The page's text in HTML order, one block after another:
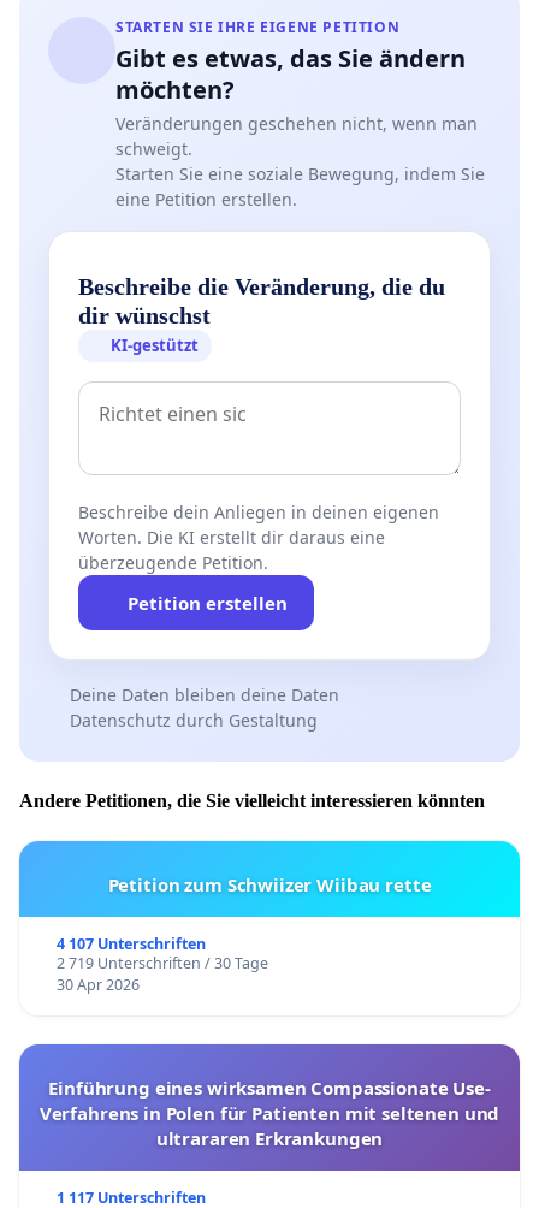
STARTEN SIE IHRE EIGENE PETITION
Gibt es etwas, das Sie ändern
möchten?
Veränderungen geschehen nicht, wenn man
schweigt.
Starten Sie eine soziale Bewegung, indem Sie
eine Petition erstellen.
Beschreibe die Veränderung, die du
dir wünschst
KI-gestützt
Beschreibe dein Anliegen in deinen eigenen
Worten. Die KI erstellt dir daraus eine
überzeugende Petition.
Petition erstellen
Deine Daten bleiben deine Daten
Datenschutz durch Gestaltung
Andere Petitionen, die Sie vielleicht interessieren könnten
Petition zum Schwiizer Wiibau rette
4 107 Unterschriften
2 719 Unterschriften / 30 Tage
30 Apr 2026
Einführung eines wirksamen Compassionate Use-
Verfahrens in Polen für Patienten mit seltenen und
ultrararen Erkrankungen
1 117 Unterschriften